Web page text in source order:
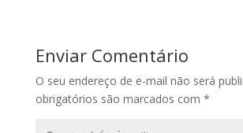
Enviar Comentário
O seu endereço de e-mail não será
obrigatórios são marcados com *